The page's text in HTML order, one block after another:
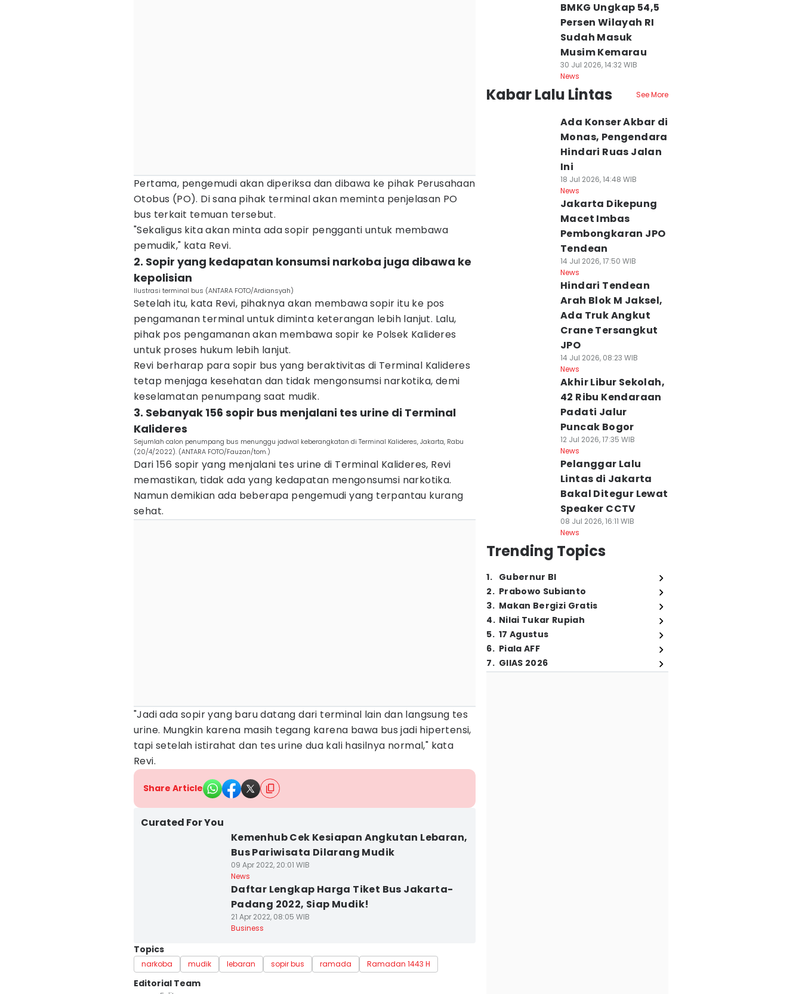
Pertama, pengemudi akan diperiksa dan dibawa ke pihak Perusahaan
Otobus (PO). Di sana pihak terminal akan meminta penjelasan PO
bus terkait temuan tersebut.
"Sekaligus kita akan minta ada sopir pengganti untuk membawa
pemudik," kata Revi.
2. Sopir yang kedapatan konsumsi narkoba juga dibawa ke
kepolisian
Ilustrasi terminal bus (ANTARA FOTO/Ardiansyah)
Setelah itu, kata Revi, pihaknya akan membawa sopir itu ke pos
pengamanan terminal untuk diminta keterangan lebih lanjut. Lalu,
pihak pos pengamanan akan membawa sopir ke Polsek Kalideres
untuk proses hukum lebih lanjut.
Revi berharap para sopir bus yang beraktivitas di Terminal Kalideres
tetap menjaga kesehatan dan tidak mengonsumsi narkotika, demi
keselamatan penumpang saat mudik.
3. Sebanyak 156 sopir bus menjalani tes urine di Terminal
Kalideres
Sejumlah calon penumpang bus menunggu jadwal keberangkatan di Terminal Kalideres, Jakarta, Rabu
(20/4/2022). (ANTARA FOTO/Fauzan/tom.)
Dari 156 sopir yang menjalani tes urine di Terminal Kalideres, Revi
memastikan, tidak ada yang kedapatan mengonsumsi narkotika.
Namun demikian ada beberapa pengemudi yang terpantau kurang
sehat.
"Jadi ada sopir yang baru datang dari terminal lain dan langsung tes
urine. Mungkin karena masih tegang karena bawa bus jadi hipertensi,
tapi setelah istirahat dan tes urine dua kali hasilnya normal," kata
Revi.
Share Article
Curated For You
Kemenhub Cek Kesiapan Angkutan Lebaran,
Bus Pariwisata Dilarang Mudik
09 Apr 2022, 20:01 WIB
News
Daftar Lengkap Harga Tiket Bus Jakarta-
Padang 2022, Siap Mudik!
21 Apr 2022, 08:05 WIB
Business
Topics
narkoba mudik lebaran sopir bus ramada Ramadan 1443 H
Editorial Team
BMKG Ungkap 54,5
Persen Wilayah RI
Sudah Masuk
Musim Kemarau
30 Jul 2026, 14:32 WIB
News
Kabar Lalu Lintas See More
Ada Konser Akbar di
Monas, Pengendara
Hindari Ruas Jalan
Ini
18 Jul 2026, 14:48 WIB
News
Jakarta Dikepung
Macet Imbas
Pembongkaran JPO
Tendean
14 Jul 2026, 17:50 WIB
News
Hindari Tendean
Arah Blok M Jaksel,
Ada Truk Angkut
Crane Tersangkut
JPO
14 Jul 2026, 08:23 WIB
News
Akhir Libur Sekolah,
42 Ribu Kendaraan
Padati Jalur
Puncak Bogor
12 Jul 2026, 17:35 WIB
News
Pelanggar Lalu
Lintas di Jakarta
Bakal Ditegur Lewat
Speaker CCTV
08 Jul 2026, 16:11 WIB
News
Trending Topics
1. Gubernur BI
2. Prabowo Subianto
3. Makan Bergizi Gratis
4. Nilai Tukar Rupiah
5. 17 Agustus
6. Piala AFF
7. GIIAS 2026